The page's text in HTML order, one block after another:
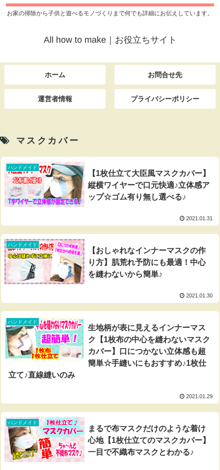
お家の掃除から子供と遊べるモノづくりまで何でも詳細にお伝えしています。
All how to make｜お役立ちサイト
ホーム お問合せ先
運営者情報 プライバシーポリシー
マスクカバー
ハンドメイド
【1枚仕立て大臣風マスクカバー】
縦横ワイヤーで口元快適♪立体感ア
ップ☆ゴム有り無し選べる♪
2021.01.31
ハンドメイド
【おしゃれなインナーマスクの作
り方】肌荒れ予防にも最適！中心
を縫わないから簡単♪
2021.01.30
ハンドメイド
生地柄が表に見えるインナーマス
ク【1枚布の中心を縫わないマスク
カバー】口につかない立体感も超
簡単☆手縫いにもおすすめ♪1枚仕
立て♪直線縫いのみ
2021.01.29
ハンドメイド
まるで布マスクだけのような着け
心地【1枚仕立てのマスクカバー】
一目で不織布マスクとわかる♪